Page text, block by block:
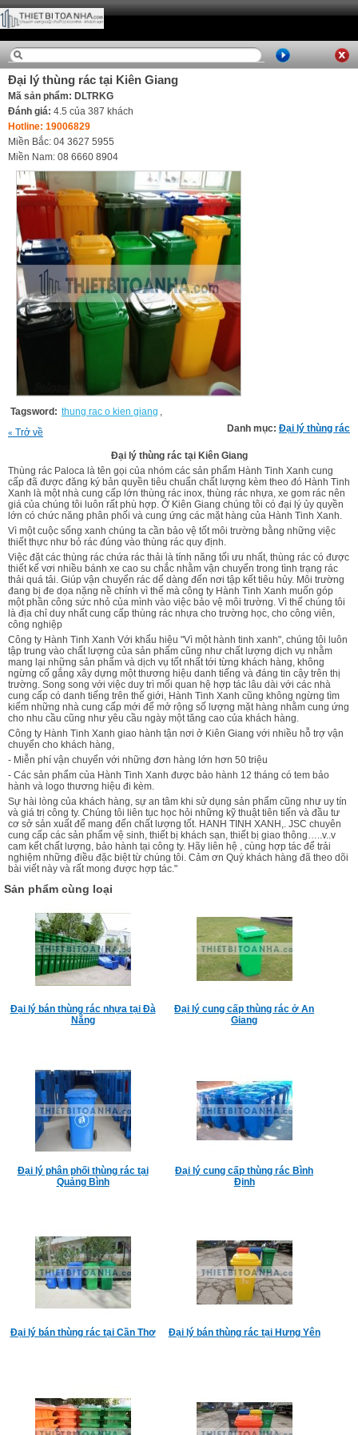
Đại lý thùng rác tại Kiên Giang
Mã sản phẩm: DLTRKG
Đánh giá: 4.5 của 387 khách
Hotline: 19006829
Miền Bắc: 04 3627 5955
Miền Nam: 08 6660 8904
Tagsword: thung rac o kien giang ,
« Trở về Danh mục: Đại lý thùng rác
Đại lý thùng rác tại Kiên Giang
Thùng rác Paloca là tên gọi của nhóm các sản phẩm Hành Tinh Xanh cung
cấp đã được đăng ký bản quyền tiêu chuẩn chất lượng kèm theo đó Hành Tinh
Xanh là một nhà cung cấp lớn thùng rác inox, thùng rác nhựa, xe gom rác nên
giá của chúng tôi luôn rất phù hợp. Ở Kiên Giang chúng tôi có đại lý ủy quyền
lớn có chức năng phân phối và cung ứng các mặt hàng của Hành Tinh Xanh.
Vì một cuộc sống xanh chúng ta cần bảo vệ tốt môi trường bằng những việc
thiết thực như bỏ rác đúng vào thùng rác quy định.
Việc đặt các thùng rác chứa rác thải là tính năng tối ưu nhất, thùng rác có được
thiết kế vơi nhiều bánh xe cao su chắc nhằm vận chuyển trong tình trạng rác
thải quá tải. Giúp vận chuyển rác dể dàng đến nơi tập kết tiêu hủy. Môi trường
đang bị đe dọa nặng nề chính vì thế mà công ty Hành Tinh Xanh muốn góp
một phần công sức nhỏ của mình vào việc bảo vệ môi trường. Vì thế chúng tôi
là địa chỉ duy nhất cung cấp thùng rác nhựa cho trường học, cho công viên,
công nghiệp
Công ty Hành Tinh Xanh Với khẩu hiệu "Vì một hành tinh xanh", chúng tôi luôn
tập trung vào chất lượng của sản phẩm cũng như chất lượng dịch vụ nhằm
mang lại những sản phẩm và dịch vụ tốt nhất tới từng khách hàng, không
ngừng cố gắng xây dựng một thương hiệu danh tiếng và đáng tin cậy trên thị
trường. Song song với việc duy trì mối quan hệ hợp tác lâu dài với các nhà
cung cấp có danh tiếng trên thế giới, Hành Tinh Xanh cũng không ngừng tìm
kiếm những nhà cung cấp mới để mở rộng số lượng mặt hàng nhằm cung ứng
cho nhu cầu cũng như yêu cầu ngày một tăng cao của khách hàng.
Công ty Hành Tinh Xanh giao hành tận nơi ở Kiên Giang với nhiều hỗ trợ vận
chuyển cho khách hàng,
- Miễn phí vận chuyển với những đơn hàng lớn hơn 50 triệu
- Các sản phẩm của Hành Tinh Xanh được bảo hành 12 tháng có tem bảo
hành và logo thương hiệu đi kèm.
Sự hài lòng của khách hàng, sự an tâm khi sử dụng sản phẩm cũng như uy tín
và giá trị công ty. Chúng tôi liên tục học hỏi những kỹ thuật tiên tiến và đầu tư
cơ sở sản xuất để mang đến chất lượng tốt. HANH TINH XANH,. JSC chuyên
cung cấp các sản phẩm vệ sinh, thiết bị khách sạn, thiết bị giao thông…..v..v
cam kết chất lượng, bảo hành tại công ty. Hãy liên hệ , cùng hợp tác để trải
nghiệm những điều đặc biệt từ chúng tôi. Cảm ơn Quý khách hàng đã theo dõi
bài viết này và rất mong được hợp tác."
Sản phẩm cùng loại
Đại lý bán thùng rác nhựa tại Đà
Nẵng
Đại lý cung cấp thùng rác ở An
Giang
Đại lý phân phối thùng rác tại
Quảng Bình
Đại lý cung cấp thùng rác Bình
Định
Đại lý bán thùng rác tại Cần Thơ Đại lý bán thùng rác tại Hưng Yên